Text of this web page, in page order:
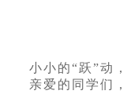
小小的“跃”动
亲爱的同学们